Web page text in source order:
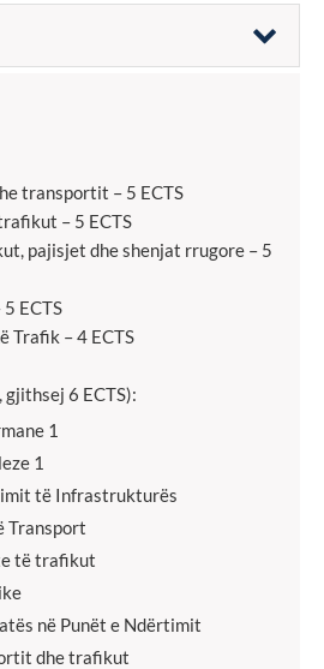
transportit – 5 ECTS
– 5 ECTS
pajisjet dhe shenjat rrugore – 5
ECTS
Trafik – 4 ECTS
6 ECTS):
1
1
të Infrastrukturës
Transport
të trafikut
në Punët e Ndërtimit
dhe trafikut